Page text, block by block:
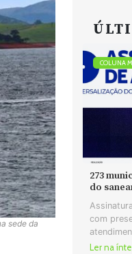
sede da
COLUNA
273
do
com
Ler na